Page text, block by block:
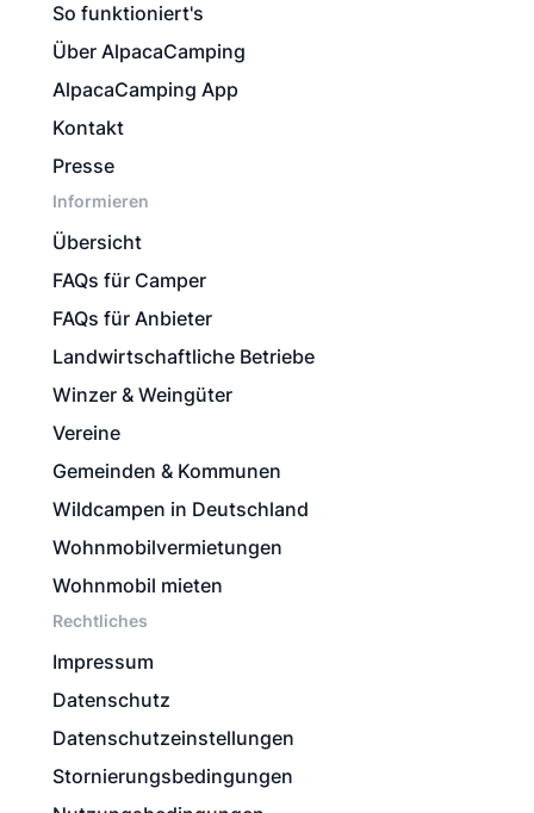
So funktioniert's
Über AlpacaCamping
AlpacaCamping App
Kontakt
Presse
Informieren
Übersicht
FAQs für Camper
FAQs für Anbieter
Landwirtschaftliche Betriebe
Winzer & Weingüter
Vereine
Gemeinden & Kommunen
Wildcampen in Deutschland
Wohnmobilvermietungen
Wohnmobil mieten
Rechtliches
Impressum
Datenschutz
Datenschutzeinstellungen
Stornierungsbedingungen